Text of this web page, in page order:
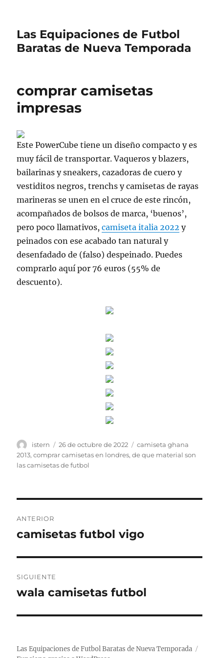
Las Equipaciones de Futbol
Baratas de Nueva Temporada
comprar camisetas
impresas
Este PowerCube tiene un diseño compacto y es
muy fácil de transportar. Vaqueros y blazers,
bailarinas y sneakers, cazadoras de cuero y
vestiditos negros, trenchs y camisetas de rayas
marineras se unen en el cruce de este rincón,
acompañados de bolsos de marca, ‘buenos’,
pero poco llamativos,camiseta italia 2022 y
peinados con ese acabado tan natural y
desenfadado de (falso) despeinado. Puedes
comprarlo aquí por 76 euros (55% de
descuento).
Autor
istern
Publicado
el
26 de octubre de 2022 Etiquetas
camiseta ghana
2013,comprar camisetas en londres,de que material son
las camisetas de futbol
de
ANTERIOR
Entrada
camisetas futbol vigo
SIGUIENTE
Entrada
wala camisetas futbol
Las Equipaciones de Futbol Baratas de Nueva Temporada